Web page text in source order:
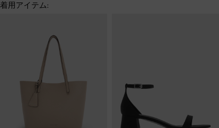
着用アイテム: